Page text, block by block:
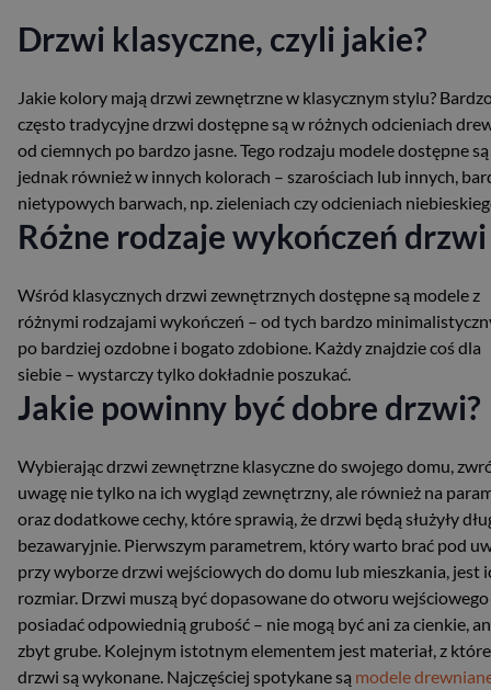
Drzwi klasyczne, czyli jakie?
Jakie kolory mają drzwi zewnętrzne w klasycznym stylu?
często tradycyjne drzwi dostępne są w różnych odcieniach
od ciemnych po bardzo jasne. Tego rodzaju modele dostępne są
jednak również w innych kolorach – szarościach lub innych,
nietypowych barwach, np. zieleniach czy odcieniach
Różne rodzaje wykończeń drzwi
Wśród klasycznych drzwi zewnętrznych dostępne są modele z
różnymi rodzajami wykończeń – od tych bardzo
po bardziej ozdobne i bogato zdobione. Każdy znajdzie coś dla
siebie – wystarczy tylko dokładnie poszukać.
Jakie powinny być dobre drzwi?
Wybierając drzwi zewnętrzne klasyczne do swojego domu,
uwagę nie tylko na ich wygląd zewnętrzny, ale również na
oraz dodatkowe cechy, które sprawią, że drzwi będą służyły
bezawaryjnie. Pierwszym parametrem, który warto brać pod
przy wyborze drzwi wejściowych do domu lub mieszkania, jest
rozmiar. Drzwi muszą być dopasowane do otworu
posiadać odpowiednią grubość – nie mogą być ani za cienkie,
zbyt grube. Kolejnym istotnym elementem jest materiał, z
drzwi są wykonane. Najczęściej spotykane są modele